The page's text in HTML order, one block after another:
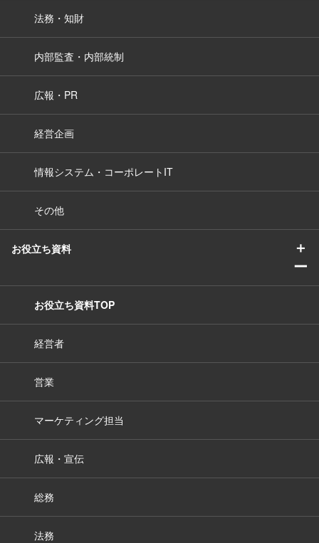
法務・知財
内部監査・内部統制
広報・PR
経営企画
情報システム・コーポレートIT
その他
お役立ち資料
＋
ー
お役立ち資料TOP
経営者
営業
マーケティング担当
広報・宣伝
総務
法務